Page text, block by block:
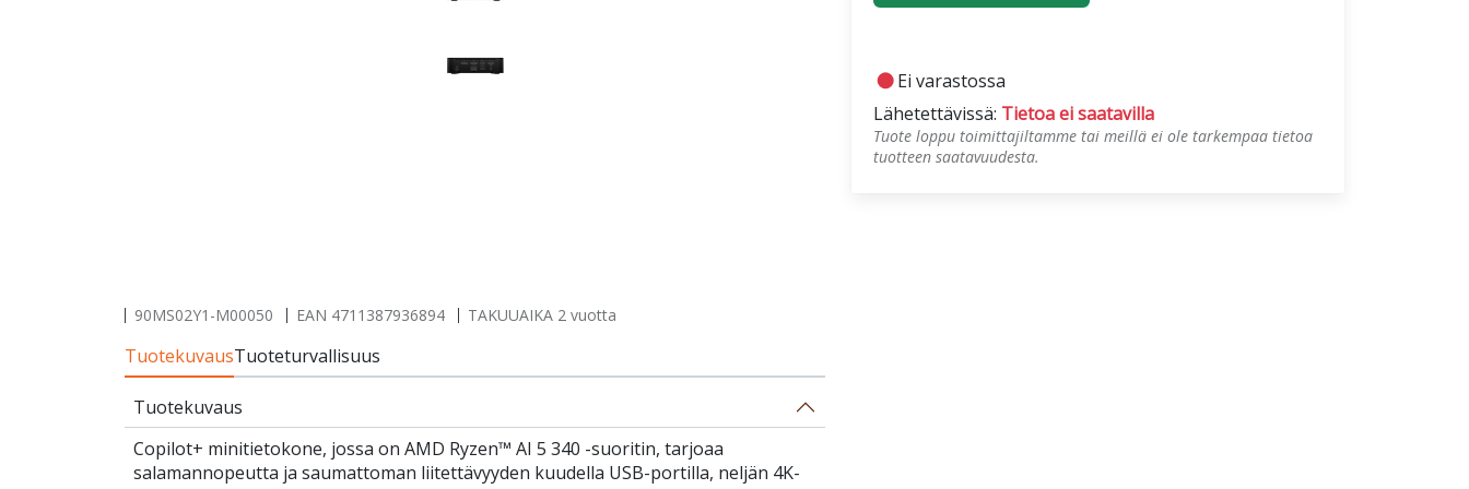
fiber_manual_recordEi varastossa
Lähetettävissä: Tietoa ei saatavilla
Tuote loppu toimittajiltamme tai meillä ei ole tarkempaa tietoa
tuotteen saatavuudesta.
90MS02Y1-M00050 EAN 4711387936894 TAKUUAIKA 2 vuotta
TuotekuvausTuoteturvallisuus
Tuotekuvaus
Copilot+ minitietokone, jossa on AMD Ryzen™ AI 5 340 -suoritin, tarjoaa
salamannopeutta ja saumattoman liitettävyyden kuudella USB-portilla, neljän 4K-